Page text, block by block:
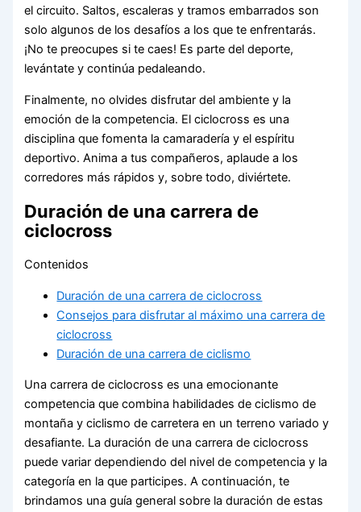
el circuito. Saltos, escaleras y tramos embarrados son
solo algunos de los desafíos a los que te enfrentarás.
¡No te preocupes si te caes! Es parte del deporte,
levántate y continúa pedaleando.
Finalmente, no olvides disfrutar del ambiente y la
emoción de la competencia. El ciclocross es una
disciplina que fomenta la camaradería y el espíritu
deportivo. Anima a tus compañeros, aplaude a los
corredores más rápidos y, sobre todo, diviértete.
Duración de una carrera de
ciclocross
Contenidos
Duración de una carrera de ciclocross
Consejos para disfrutar al máximo una carrera de
ciclocross
Duración de una carrera de ciclismo
Una carrera de ciclocross es una emocionante
competencia que combina habilidades de ciclismo de
montaña y ciclismo de carretera en un terreno variado y
desafiante. La duración de una carrera de ciclocross
puede variar dependiendo del nivel de competencia y la
categoría en la que participes. A continuación, te
brindamos una guía general sobre la duración de estas